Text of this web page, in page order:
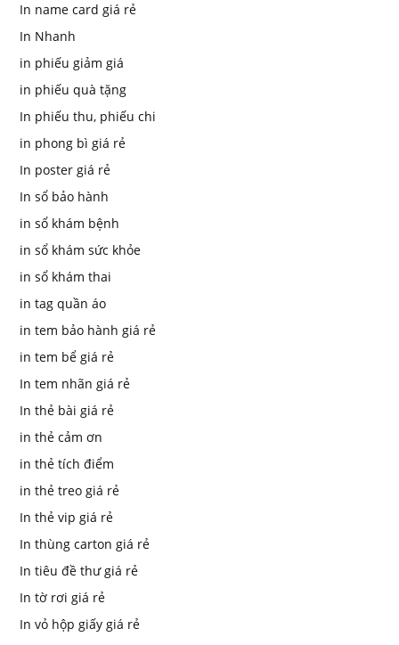
In name card giá rẻ
In Nhanh
in phiếu giảm giá
in phiếu quà tặng
In phiếu thu, phiếu chi
in phong bì giá rẻ
In poster giá rẻ
In sổ bảo hành
in sổ khám bệnh
in sổ khám sức khỏe
in sổ khám thai
in tag quần áo
in tem bảo hành giá rẻ
in tem bể giá rẻ
In tem nhãn giá rẻ
In thẻ bài giá rẻ
in thẻ cảm ơn
in thẻ tích điểm
in thẻ treo giá rẻ
In thẻ vip giá rẻ
In thùng carton giá rẻ
In tiêu đề thư giá rẻ
In tờ rơi giá rẻ
In vỏ hộp giấy giá rẻ